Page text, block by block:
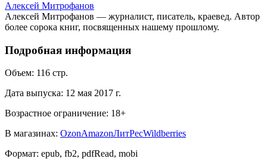
Алексей Митрофанов
Алексей Митрофанов — журналист, писатель, краевед. Автор
более сорока книг, посвященных нашему прошлому.
Подробная информация
Объем: 116 стр.
Дата выпуска: 12 мая 2017 г.
Возрастное ограничение: 18+
В магазинах: OzonAmazonЛитРесWildberries
Формат: epub, fb2, pdfRead, mobi